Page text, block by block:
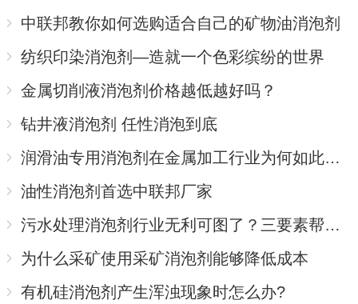
中联邦教你如何选购适合自己的矿物油消泡剂
纺织印染消泡剂—造就一个色彩缤纷的世界
金属切削液消泡剂价格越低越好吗？
钻井液消泡剂 任性消泡到底
润滑油专用消泡剂在金属加工行业为何如此受捧？
油性消泡剂首选中联邦厂家
污水处理消泡剂行业无利可图了？三要素帮你赢回主场
为什么采矿使用采矿消泡剂能够降低成本
有机硅消泡剂产生浑浊现象时怎么办?